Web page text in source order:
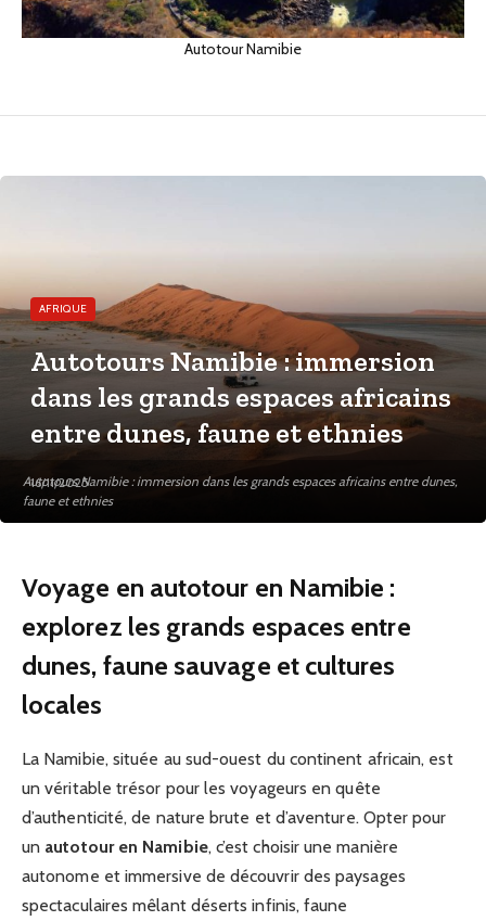
Autotour Namibie
Autotours Namibie : immersion dans les grands espaces africains entre dunes,
faune et ethnies
AFRIQUE
Autotours Namibie : immersion
dans les grands espaces africains
entre dunes, faune et ethnies
16/11/2025
Voyage en autotour en Namibie :
explorez les grands espaces entre
dunes, faune sauvage et cultures
locales
La Namibie, située au sud-ouest du continent africain, est
un véritable trésor pour les voyageurs en quête
d’authenticité, de nature brute et d’aventure. Opter pour
un autotour en Namibie, c’est choisir une manière
autonome et immersive de découvrir des paysages
spectaculaires mêlant déserts infinis, faune